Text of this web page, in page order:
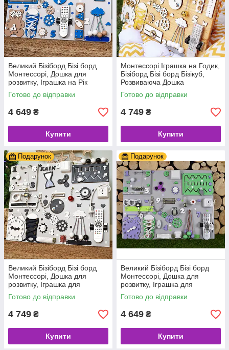
Великий Бізіборд Бізі борд
Монтессорі, Дошка для
розвитку, Іграшка на Рік
дитині, Бізікуб для самих
маленьких
Готово до відправки
4 649 ₴
Купити
Монтессорі Іграшка на Годик,
Бізіборд Бізі борд Бізікуб,
Розвиваюча Дошка
Готово до відправки
4 749 ₴
Купити
Подарунок
Великий Бізіборд Бізі борд
Монтессорі, Дошка для
розвитку, Іграшка для
моторики, Бізікуб для самих
маленьких
Готово до відправки
4 749 ₴
Купити
Подарунок
Великий Бізіборд Бізі борд
Монтессорі, Дошка для
розвитку, Іграшка для
моторики, Бізікуб для самих
маленьких дітей
Готово до відправки
4 649 ₴
Купити